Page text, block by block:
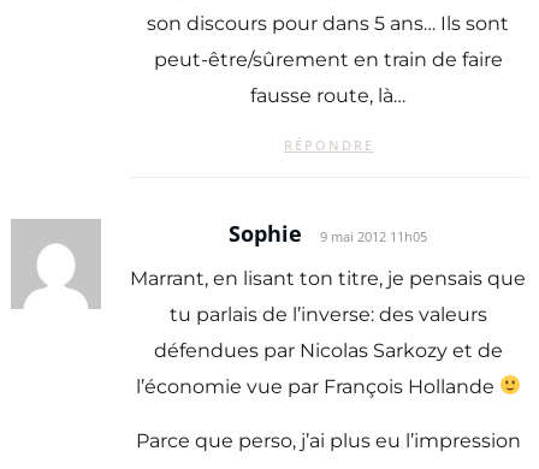
son discours pour dans 5 ans… Ils sont
peut-être/sûrement en train de faire
fausse route, là…
RÉPONDRE
Sophie 9 mai 2012 11h05
Marrant, en lisant ton titre, je pensais que
tu parlais de l’inverse: des valeurs
défendues par Nicolas Sarkozy et de
l’économie vue par François Hollande
Parce que perso, j’ai plus eu l’impression